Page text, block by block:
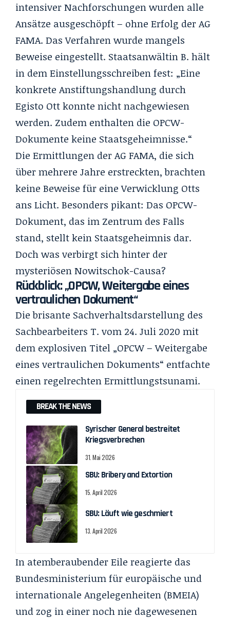
intensiver Nachforschungen wurden alle
Ansätze ausgeschöpft – ohne Erfolg der AG
FAMA. Das Verfahren wurde mangels
Beweise eingestellt. Staatsanwältin B. hält
in dem Einstellungsschreiben fest: „Eine
konkrete Anstiftungshandlung durch
Egisto Ott konnte nicht nachgewiesen
werden. Zudem enthalten die OPCW-
Dokumente keine Staatsgeheimnisse.“
Die Ermittlungen der AG FAMA, die sich
über mehrere Jahre erstreckten, brachten
keine Beweise für eine Verwicklung Otts
ans Licht. Besonders pikant: Das OPCW-
Dokument, das im Zentrum des Falls
stand, stellt kein Staatsgeheimnis dar.
Doch was verbirgt sich hinter der
mysteriösen Nowitschok-Causa?
Rückblick: „OPCW, Weitergabe eines
vertraulichen Dokument“
Die brisante Sachverhaltsdarstellung des
Sachbearbeiters T. vom 24. Juli 2020 mit
dem explosiven Titel „OPCW – Weitergabe
eines vertraulichen Dokuments“ entfachte
einen regelrechten Ermittlungstsunami.
BREAK THE NEWS
Syrischer General bestreitet
Kriegsverbrechen
31. Mai 2026
SBU: Bribery and Extortion
15. April 2026
SBU: Läuft wie geschmiert
13. April 2026
In atemberaubender Eile reagierte das
Bundesministerium für europäische und
internationale Angelegenheiten (BMEIA)
und zog in einer noch nie dagewesenen